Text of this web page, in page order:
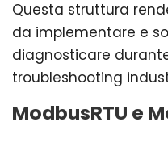
Questa struttura
da implementare e
diagnosticare
troubleshooting
ModbusRTU e